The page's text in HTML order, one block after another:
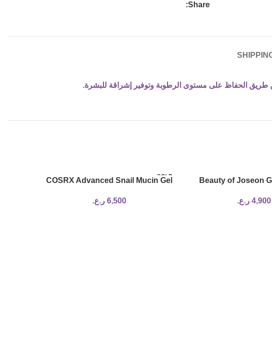
Share:
طريق الحفاظ على مستوى الرطوبة وتوفير إشراقة للبشرة.
Beauty of Joseon
4,900 ر.ع.
SOLD
OUT
COSRX Advanced Snail Mucin Gel
6,500 ر.ع.